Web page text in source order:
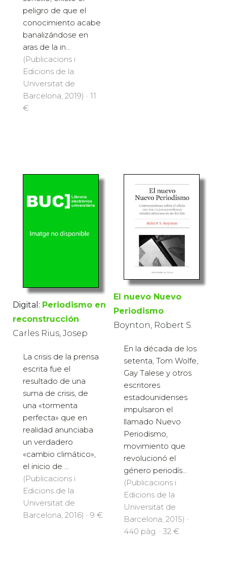
peligro de que el
conocimiento acabe
banalizándose en
aras de la in...
(Publicacions i
Edicions de la
Universitat de
Barcelona, 2019) · 11
€
Digital: Periodismo en
reconstrucción
Carles Rius, Josep
La crisis de la prensa
escrita fue el
resultado de una
suma de crisis, de
una «tormenta
perfecta» que en
realidad anunciaba
un verdadero
«cambio climático»,
el inicio de ...
(Publicacions i
Edicions de la
Universitat de
Barcelona, 2016) · 9 €
El nuevo Nuevo
Periodismo
Boynton, Robert S.
En la década de los
setenta, Tom Wolfe,
Gay Talese y otros
escritores
estadounidenses
impulsaron el
llamado Nuevo
Periodismo,
movimiento que
revolucionó el
género periodís...
(Publicacions i
Edicions de la
Universitat de
Barcelona, 2015) ·
440 pàg. · 32 €